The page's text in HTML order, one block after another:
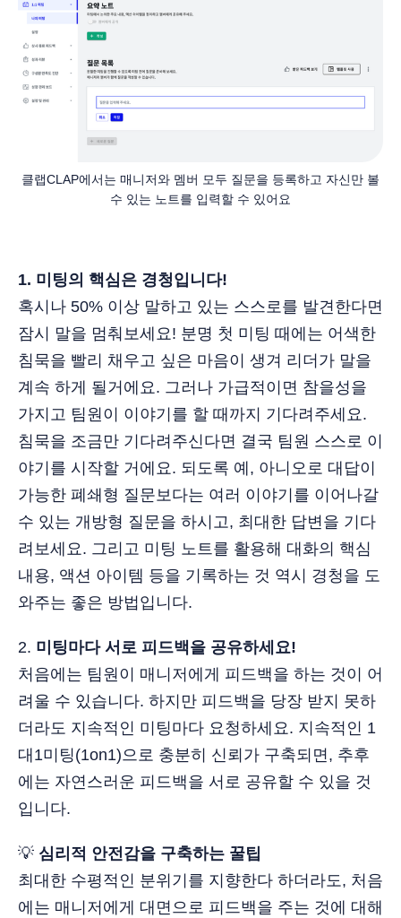
클랩CLAP에서는 매니저와 멤버 모두 질문을 등록하고 자신만 볼
수 있는 노트를 입력할 수 있어요
1. 미팅의 핵심은 경청입니다!
혹시나 50% 이상 말하고 있는 스스로를 발견한다면
잠시 말을 멈춰보세요! 분명 첫 미팅 때에는 어색한
침묵을 빨리 채우고 싶은 마음이 생겨 리더가 말을
계속 하게 될거에요. 그러나 가급적이면 참을성을
가지고 팀원이 이야기를 할 때까지 기다려주세요.
침묵을 조금만 기다려주신다면 결국 팀원 스스로 이
야기를 시작할 거에요. 되도록 예, 아니오로 대답이
가능한 폐쇄형 질문보다는 여러 이야기를 이어나갈
수 있는 개방형 질문을 하시고, 최대한 답변을 기다
려보세요. 그리고 미팅 노트를 활용해 대화의 핵심
내용, 액션 아이템 등을 기록하는 것 역시 경청을 도
와주는 좋은 방법입니다.
2. 미팅마다 서로 피드백을 공유하세요!
처음에는 팀원이 매니저에게 피드백을 하는 것이 어
려울 수 있습니다. 하지만 피드백을 당장 받지 못하
더라도 지속적인 미팅마다 요청하세요. 지속적인 1
대1미팅(1on1)으로 충분히 신뢰가 구축되면, 추후
에는 자연스러운 피드백을 서로 공유할 수 있을 것
입니다.
💡 심리적 안전감을 구축하는 꿀팁
최대한 수평적인 분위기를 지향한다 하더라도, 처음
에는 매니저에게 대면으로 피드백을 주는 것에 대해